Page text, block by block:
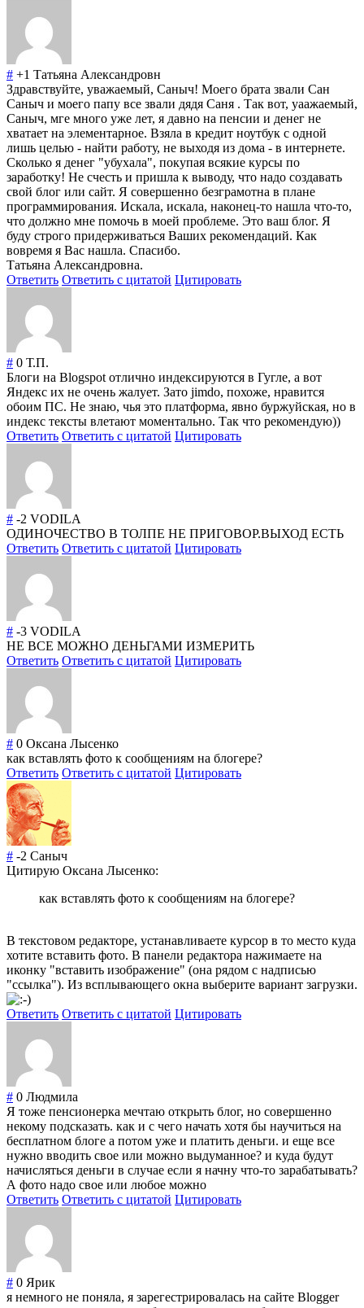
# +1 Татьяна Александровн
Здравствуйте, уважаемый, Саныч! Моего брата звали Сан
Саныч и моего папу все звали дядя Саня . Так вот, уаажаемый,
Саныч, мге много уже лет, я давно на пенсии и денег не
хватает на элементарное. Взяла в кредит ноутбук с одной
лишь целью - найти работу, не выходя из дома - в интернете.
Сколько я денег "убухала", покупая всякие курсы по
заработку! Не счесть и пришла к выводу, что надо создавать
свой блог или сайт. Я совершенно безграмотна в плане
программирования. Искала, искала, наконец-то нашла что-то,
что должно мне помочь в моей проблеме. Это ваш блог. Я
буду строго придерживаться Ваших рекомендаций. Как
вовремя я Вас нашла. Спасибо.
Татьяна Александровна.
Ответить Ответить с цитатой Цитировать
# 0 Т.П.
Блоги на Blogspot отлично индексируются в Гугле, а вот
Яндекс их не очень жалует. Зато jimdo, похоже, нравится
обоим ПС. Не знаю, чья это платформа, явно буржуйская, но в
индекс тексты влетают моментально. Так что рекомендую))
Ответить Ответить с цитатой Цитировать
# -2 VODILA
ОДИНОЧЕСТВО В ТОЛПЕ НЕ ПРИГОВОР.ВЫХОД ЕСТЬ
Ответить Ответить с цитатой Цитировать
# -3 VODILA
НЕ ВСЕ МОЖНО ДЕНЬГАМИ ИЗМЕРИТЬ
Ответить Ответить с цитатой Цитировать
# 0 Оксана Лысенко
как вставлять фото к сообщениям на блогере?
Ответить Ответить с цитатой Цитировать
# -2 Саныч
Цитирую Оксана Лысенко:
как вставлять фото к сообщениям на блогере?
В текстовом редакторе, устанавливаете курсор в то место куда
хотите вставить фото. В панели редактора нажимаете на
иконку "вставить изображение" (она рядом с надписью
"ссылка"). Из всплывающего окна выберите вариант загрузки.
Ответить Ответить с цитатой Цитировать
# 0 Людмила
Я тоже пенсионерка мечтаю открыть блог, но совершенно
некому подсказать. как и с чего начать хотя бы научиться на
бесплатном блоге а потом уже и платить деньги. и еще все
нужно вводить свое или можно выдуманное? и куда будут
начисляться деньги в случае если я начну что-то зарабатывать?
А фото надо свое или любое можно
Ответить Ответить с цитатой Цитировать
# 0 Ярик
я немного не поняла, я зарегестрировалась на сайте Blogger